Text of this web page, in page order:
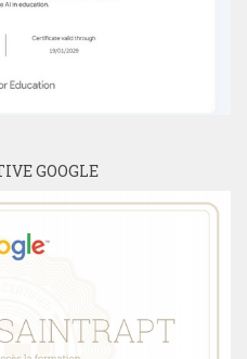
GOOGLE